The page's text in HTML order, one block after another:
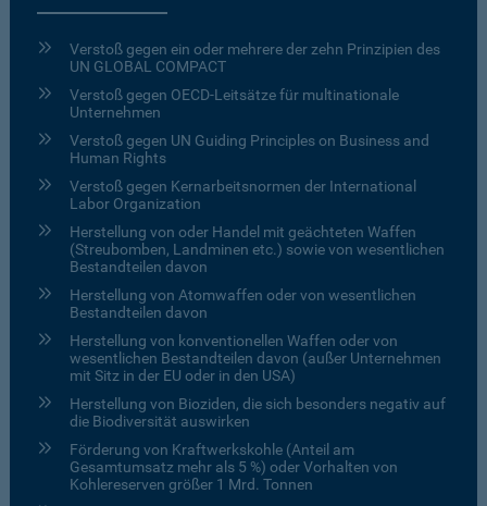
Verstoß gegen ein oder mehrere der zehn Prinzipien des
UN GLOBAL COMPACT
Verstoß gegen OECD-Leitsätze für multinationale
Unternehmen
Verstoß gegen UN Guiding Principles on Business and
Human Rights
Verstoß gegen Kernarbeitsnormen der International
Labor Organization
Herstellung von oder Handel mit geächteten Waffen
(Streubomben, Landminen etc.) sowie von wesentlichen
Bestandteilen davon
Herstellung von Atomwaffen oder von wesentlichen
Bestandteilen davon
Herstellung von konventionellen Waffen oder von
wesentlichen Bestandteilen davon (außer Unternehmen
mit Sitz in der EU oder in den USA)
Herstellung von Bioziden, die sich besonders negativ auf
die Biodiversität auswirken
Förderung von Kraftwerkskohle (Anteil am
Gesamtumsatz mehr als 5 %) oder Vorhalten von
Kohlereserven größer 1 Mrd. Tonnen